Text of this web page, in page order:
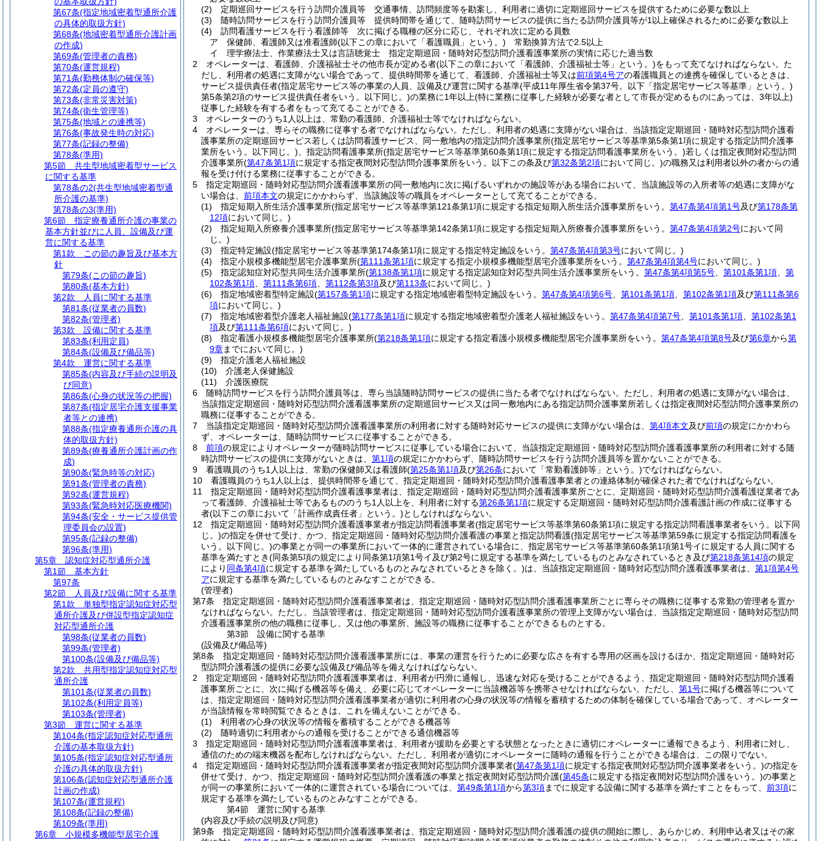
(2)
定期巡回サービスを行う訪問介護員等 交通事情、訪問頻度等を勘案し、利用者に適切に定期巡回サービスを提供するために必要な数以上
(3)
随時訪問サービスを行う訪問介護員等 提供時間帯を通じて、随時訪問サービスの提供に当たる訪問介護員等が1以上確保されるために必要な数以上
(4)
訪問看護サービスを行う看護師等 次に掲げる職種の区分に応じ、それぞれ次に定める員数
ア
保健師、看護師又は准看護師(以下この章において「看護職員」という。) 常勤換算方法で2.5以上
イ
理学療法士、作業療法士又は言語聴覚士 指定定期巡回・随時対応型訪問介護看護事業所の実情に応じた適当数
2
オペレーターは、看護師、介護福祉士その他市長が定める者(以下この章において「看護師、介護福祉士等」という。)をもって充てなければならない。 た
だし、利用者の処遇に支障がない場合であって、提供時間帯を通じて、看護師、介護福祉士等又は前項第4号アの看護職員との連携を確保しているときは、
サービス提供責任者(指定居宅サービス等の事業の人員、設備及び運営に関する基準(平成11年厚生省令第37号。以下「指定居宅サービス等基準」という。)
第5条第2項のサービス提供責任者をいう。以下同じ。)の業務に1年以上(特に業務に従事した経験が必要な者として市長が定めるものにあっては、3年以上)
従事した経験を有する者をもって充てることができる。
3
オペレーターのうち1人以上は、常勤の看護師、介護福祉士等でなければならない。
4
オペレーターは、専らその職務に従事する者でなければならない。 ただし、利用者の処遇に支障がない場合は、当該指定定期巡回・随時対応型訪問介護看
護事業所の定期巡回サービス若しくは訪問看護サービス、同一敷地内の指定訪問介護事業所(指定居宅サービス等基準第5条第1項に規定する指定訪問介護事
業所をいう。以下同じ。) 、指定訪問看護事業所(指定居宅サービス等基準第60条第1項に規定する指定訪問看護事業所をいう。)若しくは指定夜間対応型訪問
介護事業所(第47条第1項に規定する指定夜間対応型訪問介護事業所をいう。以下この条及び第32条第2項において同じ。)の職務又は利用者以外の者からの通
報を受け付ける業務に従事することができる。
5
指定定期巡回・随時対応型訪問介護看護事業所の同一敷地内に次に掲げるいずれかの施設等がある場合において、当該施設等の入所者等の処遇に支障がな
い場合は、 前項本文の規定にかかわらず、当該施設等の職員をオペレーターとして充てることができる。
(1)
指定短期入所生活介護事業所(指定居宅サービス等基準第121条第1項に規定する指定短期入所生活介護事業所をいう。 第47条第4項第1号及び第178条第
12項において同じ。)
(2)
指定短期入所療養介護事業所(指定居宅サービス等基準第142条第1項に規定する指定短期入所療養介護事業所をいう。 第47条第4項第2号において同
じ。)
(3)
指定特定施設(指定居宅サービス等基準第174条第1項に規定する指定特定施設をいう。 第47条第4項第3号において同じ。)
(4)
指定小規模多機能型居宅介護事業所(第111条第1項に規定する指定小規模多機能型居宅介護事業所をいう。 第47条第4項第4号において同じ。)
(5)
指定認知症対応型共同生活介護事業所(第138条第1項に規定する指定認知症対応型共同生活介護事業所をいう。 第47条第4項第5号 第101条第1項
第
102条第1項
第111条第6項 第112条第3項及び第113条において同じ。)
(6)
指定地域密着型特定施設(第157条第1項に規定する指定地域密着型特定施設をいう。 第47条第4項第6号 第101条第1項 第102条第1項及び第111条第6
項において同じ。)
(7)
指定地域密着型介護老人福祉施設(第177条第1項に規定する指定地域密着型介護老人福祉施設をいう。 第47条第4項第7号 第101条第1項
第102条第1
項及び第111条第6項において同じ。)
(8)
指定看護小規模多機能型居宅介護事業所(第218条第1項に規定する指定看護小規模多機能型居宅介護事業所をいう。 第47条第4項第8号及び第6章から第
9章までにおいて同じ。)
(9)
指定介護老人福祉施設
(10)
介護老人保健施設
(11)
介護医療院
6
随時訪問サービスを行う訪問介護員等は、専ら当該随時訪問サービスの提供に当たる者でなければならない。 ただし、利用者の処遇に支障がない場合は、
当該指定定期巡回・随時対応型訪問介護看護事業所の定期巡回サービス又は同一敷地内にある指定訪問介護事業所若しくは指定夜間対応型訪問介護事業所の
職務に従事することができる。
7
当該指定定期巡回・随時対応型訪問介護看護事業所の利用者に対する随時対応サービスの提供に支障がない場合は、 第4項本文及び前項の規定にかかわら
ず、オペレーターは、随時訪問サービスに従事することができる。
8
前項の規定によりオペレーターが随時訪問サービスに従事している場合において、当該指定定期巡回・随時対応型訪問介護看護事業所の利用者に対する随
時訪問サービスの提供に支障がないときは、 第1項の規定にかかわらず、随時訪問サービスを行う訪問介護員等を置かないことができる。
9
看護職員のうち1人以上は、常勤の保健師又は看護師(第25条第1項及び第26条において「常勤看護師等」という。)でなければならない。
10
看護職員のうち1人以上は、提供時間帯を通じて、指定定期巡回・随時対応型訪問介護看護事業者との連絡体制が確保された者でなければならない。
11
指定定期巡回・随時対応型訪問介護看護事業者は、指定定期巡回・随時対応型訪問介護看護事業所ごとに、定期巡回・随時対応型訪問介護看護従業者であ
って看護師、介護福祉士等であるもののうち1人以上を、利用者に対する第26条第1項に規定する定期巡回・随時対応型訪問介護看護計画の作成に従事する
者(以下この章において「計画作成責任者」という。)としなければならない。
12
指定定期巡回・随時対応型訪問介護看護事業者が指定訪問看護事業者(指定居宅サービス等基準第60条第1項に規定する指定訪問看護事業者をいう。以下同
じ。)の指定を併せて受け、かつ、指定定期巡回・随時対応型訪問介護看護の事業と指定訪問看護(指定居宅サービス等基準第59条に規定する指定訪問看護を
いう。以下同じ。)の事業とが同一の事業所において一体的に運営されている場合に、指定居宅サービス等基準第60条第1項第1号イに規定する人員に関する
基準を満たすとき(同条第5項の規定により同条第1項第1号イ及び第2号に規定する基準を満たしているものとみなされているとき及び第218条第14項の規定
により 同条第4項に規定する基準を満たしているものとみなされているときを除く。)は、当該指定定期巡回・随時対応型訪問介護看護事業者は、 第1項第4号
アに規定する基準を満たしているものとみなすことができる。
(管理者)
第7条
指定定期巡回・随時対応型訪問介護看護事業者は、指定定期巡回・随時対応型訪問介護看護事業所ごとに専らその職務に従事する常勤の管理者を置か
なければならない。 ただし、当該管理者は、指定定期巡回・随時対応型訪問介護看護事業所の管理上支障がない場合は、当該指定定期巡回・随時対応型訪問
介護看護事業所の他の職務に従事し、又は他の事業所、施設等の職務に従事することができるものとする。
第3節
設備に関する基準
(設備及び備品等)
第8条
指定定期巡回・随時対応型訪問介護看護事業所には、事業の運営を行うために必要な広さを有する専用の区画を設けるほか、指定定期巡回・随時対応
型訪問介護看護の提供に必要な設備及び備品等を備えなければならない。
2
指定定期巡回・随時対応型訪問介護看護事業者は、利用者が円滑に通報し、迅速な対応を受けることができるよう、指定定期巡回・随時対応型訪問介護看
護事業所ごとに、次に掲げる機器等を備え、必要に応じてオペレーターに当該機器等を携帯させなければならない。 ただし、 第1号に掲げる機器等について
は、指定定期巡回・随時対応型訪問介護看護事業者が適切に利用者の心身の状況等の情報を蓄積するための体制を確保している場合であって、オペレーター
が当該情報を常時閲覧できるときは、これを備えないことができる。
(1)
利用者の心身の状況等の情報を蓄積することができる機器等
(2)
随時適切に利用者からの通報を受けることができる通信機器等
3
指定定期巡回・随時対応型訪問介護看護事業者は、利用者が援助を必要とする状態となったときに適切にオペレーターに通報できるよう、利用者に対し、
通信のための端末機器を配布しなければならない。 ただし、利用者が適切にオペレーターに随時の通報を行うことができる場合は、この限りでない。
4
指定定期巡回・随時対応型訪問介護看護事業者が指定夜間対応型訪問介護事業者(第47条第1項に規定する指定夜間対応型訪問介護事業者をいう。)の指定を
併せて受け、かつ、指定定期巡回・随時対応型訪問介護看護の事業と指定夜間対応型訪問介護(第45条に規定する指定夜間対応型訪問介護をいう。)の事業と
が同一の事業所において一体的に運営されている場合については、 第49条第1項から第3項までに規定する設備に関する基準を満たすことをもって、 前3項に
規定する基準を満たしているものとみなすことができる。
第4節
運営に関する基準
(内容及び手続の説明及び同意)
第9条
指定定期巡回・随時対応型訪問介護看護事業者は、指定定期巡回・随時対応型訪問介護看護の提供の開始に際し、あらかじめ、利用申込者又はその家
第67条(指定地域密着型通所介護
の具体的取扱方針)
第68条(地域密着型通所介護計画
の作成)
第69条(管理者の責務)
第70条(運営規程)
第71条(勤務体制の確保等)
第72条(定員の遵守)
第73条(非常災害対策)
第74条(衛生管理等)
第75条(地域との連携等)
第76条(事故発生時の対応)
第77条(記録の整備)
第78条(準用)
第5節
共生型地域密着型サービス
に関する基準
第78条の2(共生型地域密着型通
所介護の基準)
第78条の3(準用)
第6節
指定療養通所介護の事業の
基本方針並びに人員、設備及び運
営に関する基準
第1款
この節の趣旨及び基本方
針
第79条(この節の趣旨)
第80条(基本方針)
第2款
人員に関する基準
第81条(従業者の員数)
第82条(管理者)
第3款
設備に関する基準
第83条(利用定員)
第84条(設備及び備品等)
第4款
運営に関する基準
第85条(内容及び手続の説明及
び同意)
第86条(心身の状況等の把握)
第87条(指定居宅介護支援事業
者等との連携)
第88条(指定療養通所介護の具
体的取扱方針)
第89条(療養通所介護計画の作
成)
第90条(緊急時等の対応)
第91条(管理者の責務)
第92条(運営規程)
第93条(緊急時対応医療機関)
第94条(安全・サービス提供管
理委員会の設置)
第95条(記録の整備)
第96条(準用)
第5章
認知症対応型通所介護
第1節
基本方針
第97条
第2節
人員及び設備に関する基準
第1款
単独型指定認知症対応型
通所介護及び併設型指定認知症
対応型通所介護
第98条(従業者の員数)
第99条(管理者)
第100条(設備及び備品等)
第2款
共用型指定認知症対応型
通所介護
第101条(従業者の員数)
第102条(利用定員等)
第103条(管理者)
第3節
運営に関する基準
第104条(指定認知症対応型通所
介護の基本取扱方針)
第105条(指定認知症対応型通所
介護の具体的取扱方針)
第106条(認知症対応型通所介護
計画の作成)
第107条(運営規程)
第108条(記録の整備)
第109条(準用)
第6章
小規模多機能型居宅介護